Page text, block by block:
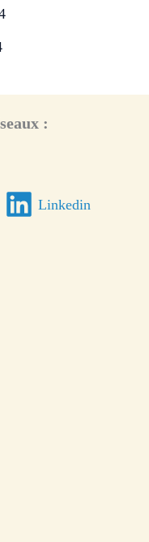
:
Linkedin